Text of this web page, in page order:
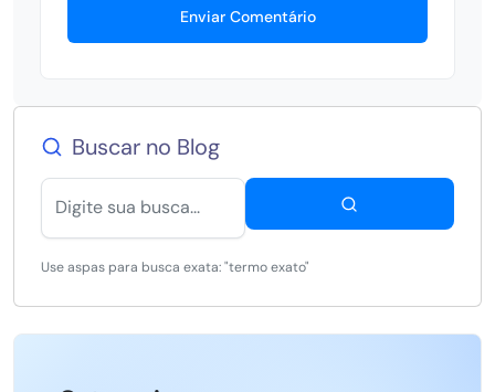
Enviar Comentário
Buscar no Blog
Use aspas para busca exata: "termo exato"